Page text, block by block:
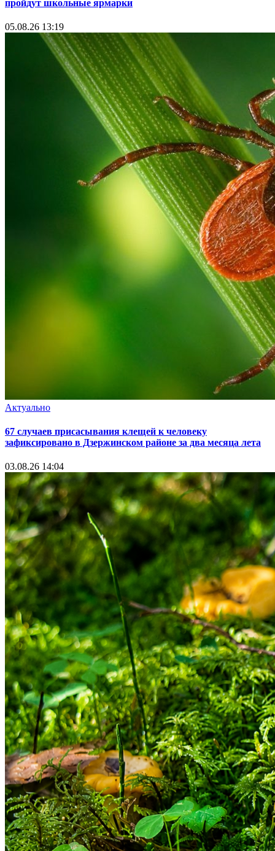
пройдут школьные ярмарки
05.08.26 13:19
Актуально
67 случаев присасывания клещей к человеку
зафиксировано в Дзержинском районе за два месяца лета
03.08.26 14:04